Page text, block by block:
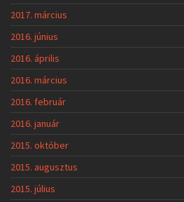
2017. március
2016. június
2016. április
2016. március
2016. február
2016. január
2015. október
2015. augusztus
2015. július